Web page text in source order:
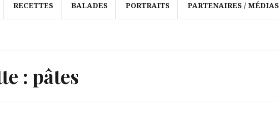
RECETTES BALADES PORTRAITS PARTENAIRES / MÉDIAS
: pâtes